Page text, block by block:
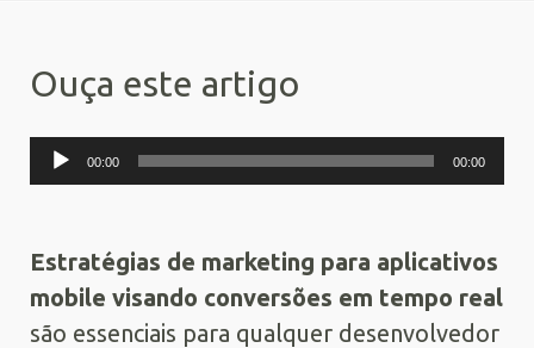
Ouça este artigo
Tocador
de
00:00 00:00
Estratégias de marketing para aplicativos
mobile visando conversões em tempo real
são essenciais para qualquer desenvolvedor